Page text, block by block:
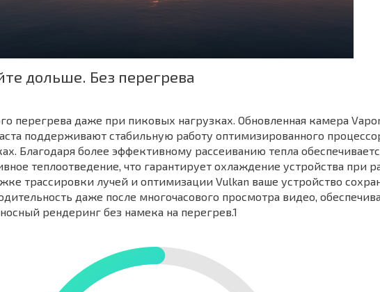
дольше. Без перегрева
перегрева даже при пиковых нагрузках. Обновленная камера
поддерживают стабильную работу оптимизированного
Благодаря более эффективному рассеиванию тепла
теплоотведение, что гарантирует охлаждение устройства при
трассировки лучей и оптимизации Vulkan ваше устройство
даже после многочасового просмотра видео,
рендеринг без намека на перегрев.1